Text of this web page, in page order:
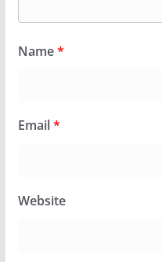
Name*
Email*
Website